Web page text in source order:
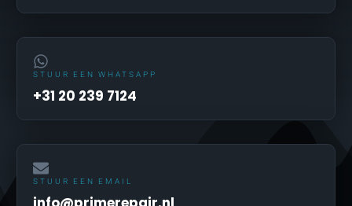
STUUR EEN WHATSAPP
+31 20 239 7124
STUUR EEN EMAIL